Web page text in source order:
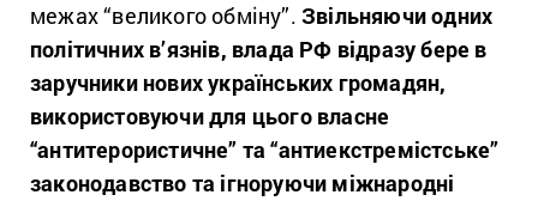
межах “великого обміну”. Звільняючи одних
політичних в’язнів, влада РФ відразу бере в
заручники нових українських громадян,
використовуючи для цього власне
“антитерористичне” та “антиекстремістське”
законодавство та ігноруючи міжнародні